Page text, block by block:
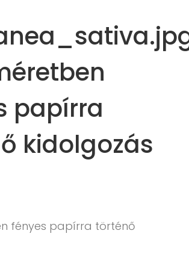
papírra
kidolgozás
fényes papírra történő